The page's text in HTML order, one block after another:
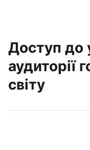
Доступ до
аудиторії
світу
Привабити нових